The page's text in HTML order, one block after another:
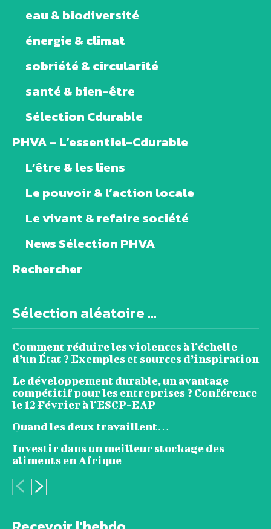
eau & biodiversité
énergie & climat
sobriété & circularité
santé & bien-être
Sélection Cdurable
PHVA – L’essentiel-Cdurable
L’être & les liens
Le pouvoir & l’action locale
Le vivant & refaire société
News Sélection PHVA
Rechercher
Sélection aléatoire ...
Comment réduire les violences à l’échelle
d’un État ? Exemples et sources d’inspiration
Le développement durable, un avantage
compétitif pour les entreprises ? Conférence
le 12 Février à l’ESCP-EAP
Quand les deux travaillent…
Investir dans un meilleur stockage des
aliments en Afrique